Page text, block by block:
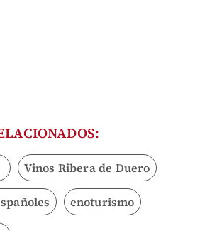
Vinos Ribera de Duero
enoturismo